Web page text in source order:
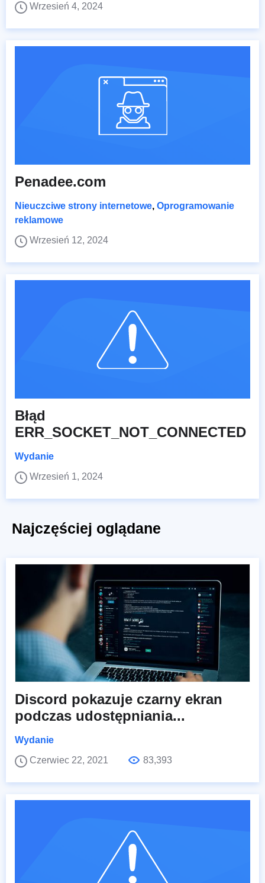
Wrzesień 4, 2024
Penadee.com
Nieuczciwe strony internetowe, Oprogramowanie
reklamowe
Wrzesień 12, 2024
Błąd
ERR_SOCKET_NOT_CONNECTED
Wydanie
Wrzesień 1, 2024
Najczęściej oglądane
Discord pokazuje czarny ekran
podczas udostępniania...
Wydanie
Czerwiec 22, 2021
83,393